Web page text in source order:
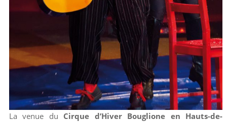
La venue du Cirque d’Hiver Bouglione en Hauts-de-